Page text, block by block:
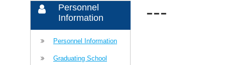
Personnel
Information
Personnel Information
Graduating School
---